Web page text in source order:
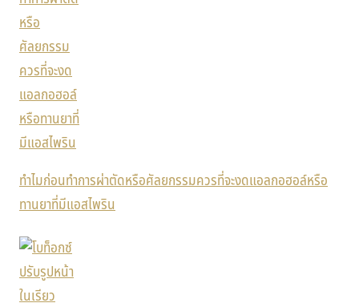
ทำไมก่อนทำการผ่าตัดหรือศัลยกรรมควรที่จะงดแอลกอฮอล์หรือ
ทานยาที่มีแอสไพริน